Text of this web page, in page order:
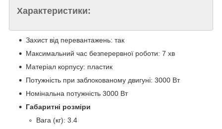
Характеристики:
Захист від перевантажень: так
Максимальний час безперервної роботи: 7 хв
Матеріал корпусу: пластик
Потужність при заблокованому двигуні: 3000 Вт
Номінальна потужність 3000 Вт
Габаритні розміри
Вага (кг): 3.4